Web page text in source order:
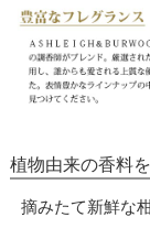
植物由来の香料
摘みたて新鮮な